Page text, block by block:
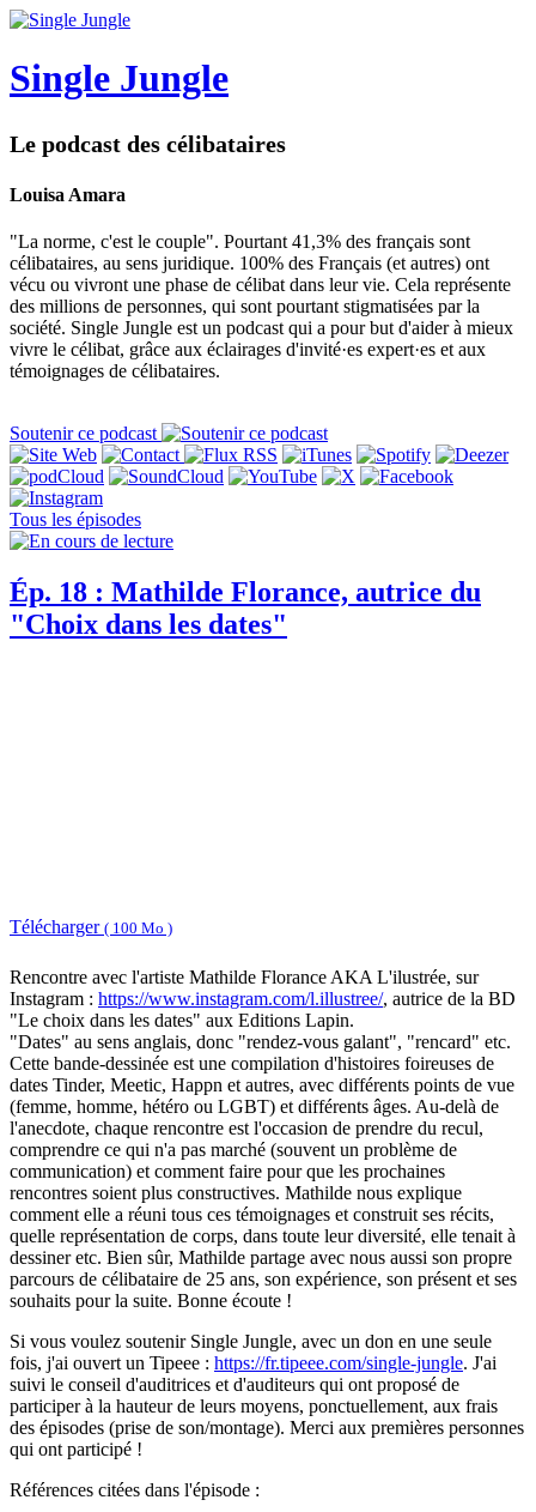
Single Jungle
Le podcast des célibataires
Louisa Amara
"La norme, c'est le couple". Pourtant 41,3% des français sont
célibataires, au sens juridique. 100% des Français (et autres) ont
vécu ou vivront une phase de célibat dans leur vie. Cela représente
des millions de personnes, qui sont pourtant stigmatisées par la
société. Single Jungle est un podcast qui a pour but d'aider à mieux
vivre le célibat, grâce aux éclairages d'invité·es expert·es et aux
témoignages de célibataires.
Soutenir ce podcast
Tous les épisodes
Ép. 18 : Mathilde Florance, autrice du
"Choix dans les dates"
Télécharger ( 100 Mo )
Rencontre avec l'artiste Mathilde Florance AKA L'ilustrée, sur
Instagram : https://www.instagram.com/l.illustree/, autrice de la BD
"Le choix dans les dates" aux Editions Lapin.
"Dates" au sens anglais, donc "rendez-vous galant", "rencard" etc.
Cette bande-dessinée est une compilation d'histoires foireuses de
dates Tinder, Meetic, Happn et autres, avec différents points de vue
(femme, homme, hétéro ou LGBT) et différents âges. Au-delà de
l'anecdote, chaque rencontre est l'occasion de prendre du recul,
comprendre ce qui n'a pas marché (souvent un problème de
communication) et comment faire pour que les prochaines
rencontres soient plus constructives. Mathilde nous explique
comment elle a réuni tous ces témoignages et construit ses récits,
quelle représentation de corps, dans toute leur diversité, elle tenait à
dessiner etc. Bien sûr, Mathilde partage avec nous aussi son propre
parcours de célibataire de 25 ans, son expérience, son présent et ses
souhaits pour la suite. Bonne écoute !
Si vous voulez soutenir Single Jungle, avec un don en une seule
fois, j'ai ouvert un Tipeee : https://fr.tipeee.com/single-jungle. J'ai
suivi le conseil d'auditrices et d'auditeurs qui ont proposé de
participer à la hauteur de leurs moyens, ponctuellement, aux frais
des épisodes (prise de son/montage). Merci aux premières personnes
qui ont participé !
Références citées dans l'épisode :